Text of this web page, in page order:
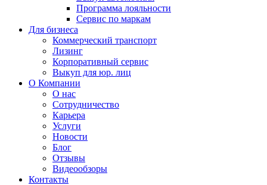
Программа лояльности
Сервис по маркам
Для бизнеса
Коммерческий транспорт
Лизинг
Корпоративный сервис
Выкуп для юр. лиц
О Компании
О нас
Сотрудничество
Карьера
Услуги
Новости
Блог
Отзывы
Видеообзоры
Контакты